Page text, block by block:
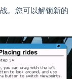
。您可以解锁新的